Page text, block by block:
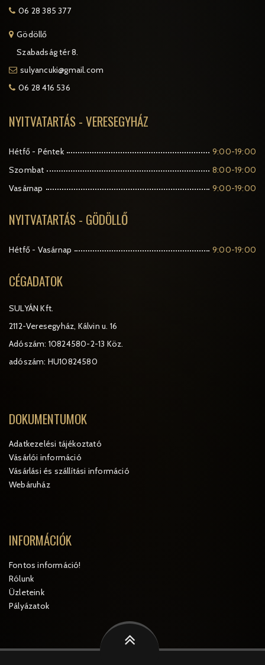
06 28 385 377
Gödöllő
Szabadság tér 8.
sulyancuki@gmail.com
06 28 416 536
NYITVATARTÁS - VERESEGYHÁZ
Hétfő - Péntek
9:00-19:00
Szombat
8:00-19:00
Vasárnap
9:00-19:00
NYITVATARTÁS - GÖDÖLLŐ
Hétfő - Vasárnap 9:00-19:00
CÉGADATOK
SULYÁN Kft.
2112-Veresegyház, Kálvin u. 16
Adószám: 10824580-2-13 Köz.
adószám: HU10824580
DOKUMENTUMOK
Adatkezelési tájékoztató
Vásárlói információ
Vásárlási és szállítási információ
Webáruház
INFORMÁCIÓK
Fontos információ!
Rólunk
Üzleteink
Pályázatok